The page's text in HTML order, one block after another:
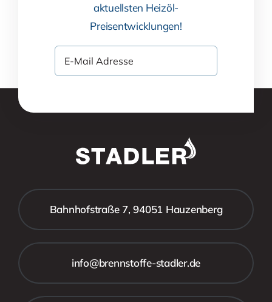
aktuellsten Heizöl-
Preisentwicklungen!
Bahnhofstraße 7, 94051 Hauzenberg
info@brennstoffe-stadler.de